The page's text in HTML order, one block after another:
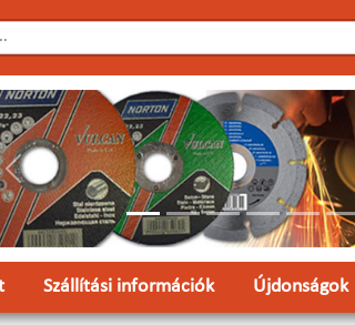
Előző
Szállítási információk Újdonságok